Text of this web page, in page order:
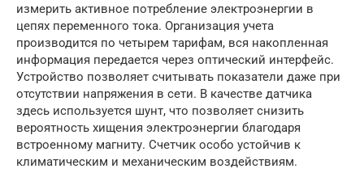
измерить активное потребление электроэнергии в
цепях переменного тока. Организация учета
производится по четырем тарифам, вся накопленная
информация передается через оптический интерфейс.
Устройство позволяет считывать показатели даже при
отсутствии напряжения в сети. В качестве датчика
здесь используется шунт, что позволяет снизить
вероятность хищения электроэнергии благодаря
встроенному магниту. Счетчик особо устойчив к
климатическим и механическим воздействиям.